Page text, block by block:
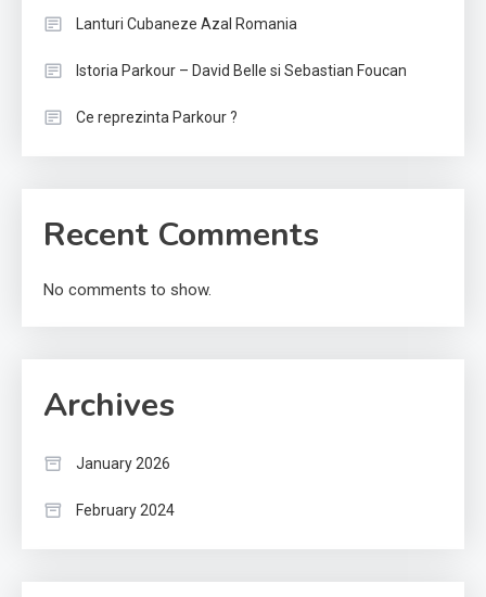
Lanturi Cubaneze Azal Romania
Istoria Parkour – David Belle si Sebastian Foucan
Ce reprezinta Parkour ?
Recent Comments
No comments to show.
Archives
January 2026
February 2024